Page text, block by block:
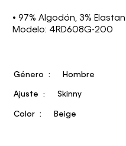
• 97% Algodón, 3%
Modelo: 4RD608G-200
Género Hombre
Ajuste Skinny
Color Beige